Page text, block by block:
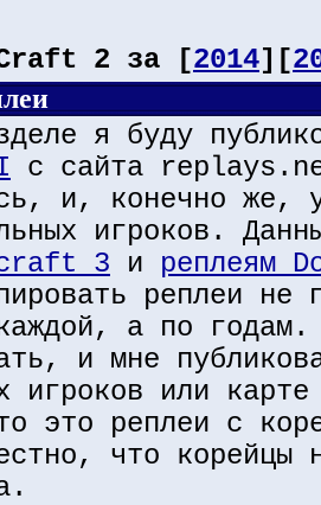
2 за [2014][
я буду
с сайта
и, конечно же,
игроков.
3 и реплеям
реплеи не
а по
и мне
игроков или
это реплеи с
что корейцы